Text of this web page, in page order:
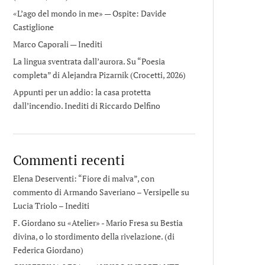
«L’ago del mondo in me» — Ospite: Davide
Castiglione
Marco Caporali — Inediti
La lingua sventrata dall’aurora. Su “Poesia
completa” di Alejandra Pizarnik (Crocetti, 2026)
Appunti per un addio: la casa protetta
dall’incendio. Inediti di Riccardo Delfino
Commenti recenti
Elena Deserventi: “Fiore di malva”, con
commento di Armando Saveriano – Versipellesu
Lucia Triolo – Inediti
F. Giordano su «Atelier» - Mario FresasuBestia
divina, o lo stordimento della rivelazione. (di
Federica Giordano)